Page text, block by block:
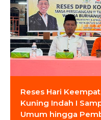
Reses Hari
Kuning Indah I
Umum hingga